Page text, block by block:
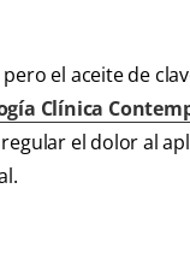
el aceite de
Clínica
el dolor al